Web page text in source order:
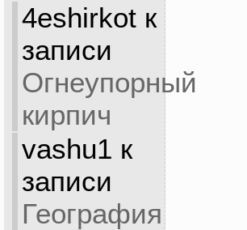
4eshirkotк
записи
Огнеупорный
кирпич
vashu1 к
записи
География